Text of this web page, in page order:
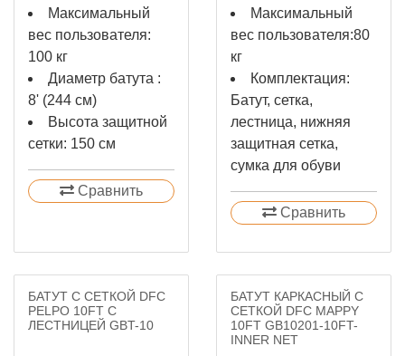
Максимальный
вес пользователя:
100 кг
Диаметр батута :
8' (244 см)
Высота защитной
сетки: 150 см
Сравнить
Максимальный
вес пользователя:80
кг
Комплектация:
Батут, сетка,
лестница, нижняя
защитная сетка,
сумка для обуви
Сравнить
БАТУТ С СЕТКОЙ DFC
PELPO 10FT С
ЛЕСТНИЦЕЙ GBT-10
БАТУТ КАРКАСНЫЙ С
СЕТКОЙ DFC MAPPY
10FT GB10201-10FT-
INNER NET